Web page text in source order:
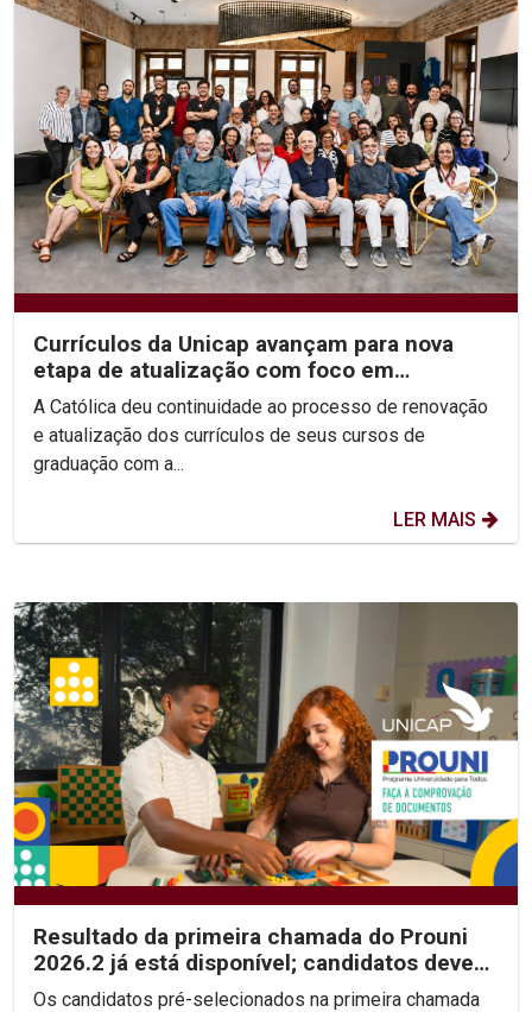
Currículos da Unicap avançam para nova
etapa de atualização com foco em
competências e habilidades
A Católica deu continuidade ao processo de renovação
e atualização dos currículos de seus cursos de
graduação com a...
LER MAIS
Resultado da primeira chamada do Prouni
2026.2 já está disponível; candidatos devem
enviar...
Os candidatos pré-selecionados na primeira chamada